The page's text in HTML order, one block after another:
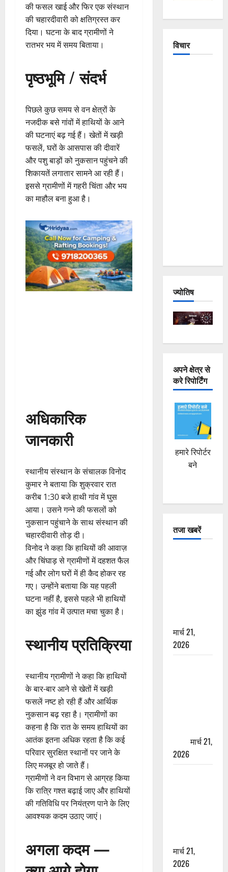
की फसल खाई और फिर एक संस्थान
की चहारदीवारी को क्षतिग्रस्त कर
दिया। घटना के बाद ग्रामीणों ने
रातभर भय में समय बिताया।
पृष्ठभूमि / संदर्भ
पिछले कुछ समय से वन क्षेत्रों के
नजदीक बसे गांवों में हाथियों के आने
की घटनाएं बढ़ गई हैं। खेतों में खड़ी
फसलें, घरों के आसपास की दीवारें
और पशु बाड़ों को नुकसान पहुंचने की
शिकायतें लगातार सामने आ रही हैं।
इससे ग्रामीणों में गहरी चिंता और भय
का माहौल बना हुआ है।
अधिकारिक
जानकारी
स्थानीय संस्थान के संचालक विनोद
कुमार ने बताया कि शुक्रवार रात
करीब 1:30 बजे हाथी गांव में घुस
आया। उसने गन्ने की फसलों को
नुकसान पहुंचाने के साथ संस्थान की
चहारदीवारी तोड़ दी।
विनोद ने कहा कि हाथियों की आवाज़
और चिंघाड़ से ग्रामीणों में दहशत फैल
गई और लोग घरों में ही कैद होकर रह
गए। उन्होंने बताया कि यह पहली
घटना नहीं है, इससे पहले भी हाथियों
का झुंड गांव में उत्पात मचा चुका है।
स्थानीय प्रतिक्रिया
स्थानीय ग्रामीणों ने कहा कि हाथियों
के बार-बार आने से खेतों में खड़ी
फसलें नष्ट हो रही हैं और आर्थिक
नुकसान बढ़ रहा है। ग्रामीणों का
कहना है कि रात के समय हाथियों का
आतंक इतना अधिक रहता है कि कई
परिवार सुरक्षित स्थानों पर जाने के
लिए मजबूर हो जाते हैं।
ग्रामीणों ने वन विभाग से आग्रह किया
कि रात्रि गश्त बढ़ाई जाए और हाथियों
की गतिविधि पर नियंत्रण पाने के लिए
आवश्यक कदम उठाए जाएं।
अगला कदम —
विचार
ज्योतिष
अपने क्षेत्र से
करे रिपोर्टिंग
हमारे रिपोर्टर
बने
तजा खबरें
मार्च 21,
2026
मार्च 21,
2026
मार्च 21,
2026